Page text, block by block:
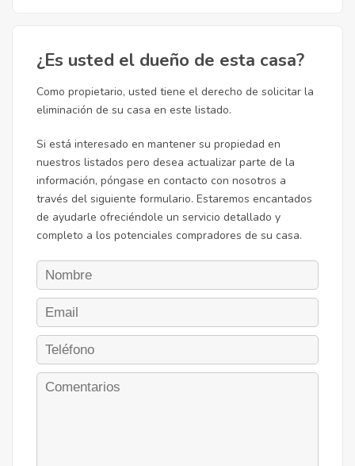
¿Es usted el dueño de esta casa?
Como propietario, usted tiene el derecho de solicitar la
eliminación de su casa en este listado.
Si está interesado en mantener su propiedad en
nuestros listados pero desea actualizar parte de la
información, póngase en contacto con nosotros a
través del siguiente formulario. Estaremos encantados
de ayudarle ofreciéndole un servicio detallado y
completo a los potenciales compradores de su casa.